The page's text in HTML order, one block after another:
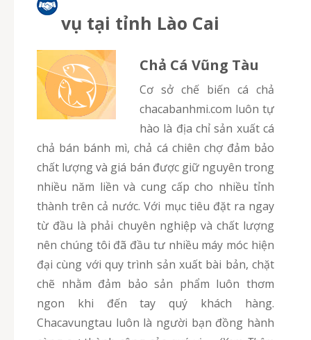
vụ tại tỉnh Lào Cai
Chả Cá Vũng Tàu
Cơ sở chế biến cá chả
chacabanhmi.com luôn tự
hào là địa chỉ sản xuất cá
chả bán bánh mì, chả cá chiên chợ đảm bảo
chất lượng và giá bán được giữ nguyên trong
nhiều năm liền và cung cấp cho nhiều tỉnh
thành trên cả nước. Với mục tiêu đặt ra ngay
từ đầu là phải chuyên nghiệp và chất lượng
nên chúng tôi đã đầu tư nhiều máy móc hiện
đại cùng với quy trình sản xuất bài bản, chặt
chẽ nhằm đảm bảo sản phẩm luôn thơm
ngon khi đến tay quý khách hàng.
Chacavungtau luôn là người bạn đồng hành